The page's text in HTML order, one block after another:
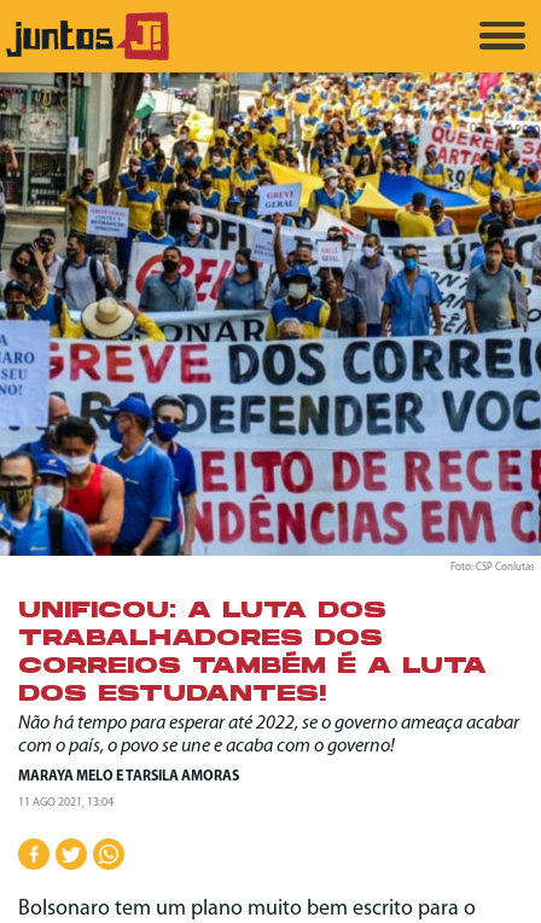
Foto: CSP Conlutas
UNIFICOU: A LUTA DOS
TRABALHADORES DOS
CORREIOS TAMBÉM É A LUTA
DOS ESTUDANTES!
Não há tempo para esperar até 2022, se o governo ameaça acabar
com o país, o povo se une e acaba com o governo!
MARAYA MELO ETARSILA AMORAS
11 AGO 2021, 13:04
Bolsonaro tem um plano muito bem escrito para o